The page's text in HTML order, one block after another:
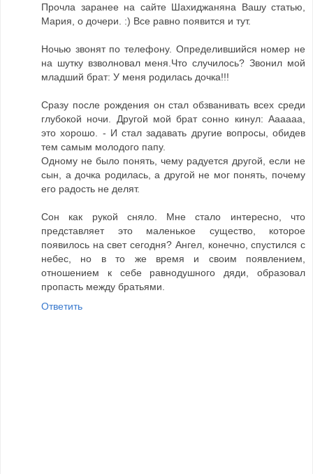
Прочла заранее на сайте Шахиджаняна Вашу статью,
Мария, о дочери. :) Все равно появится и тут.
Ночью звонят по телефону. Определившийся номер не
на шутку взволновал меня.Что случилось? Звонил мой
младший брат: У меня родилась дочка!!!
Сразу после рождения он стал обзванивать всех среди
глубокой ночи. Другой мой брат сонно кинул: Аааааа,
это хорошо. - И стал задавать другие вопросы, обидев
тем самым молодого папу.
Одному не было понять, чему радуется другой, если не
сын, а дочка родилась, а другой не мог понять, почему
его радость не делят.
Сон как рукой сняло. Мне стало интересно, что
представляет это маленькое существо, которое
появилось на свет сегодня? Ангел, конечно, спустился с
небес, но в то же время и своим появлением,
отношением к себе равнодушного дяди, образовал
пропасть между братьями.
Ответить